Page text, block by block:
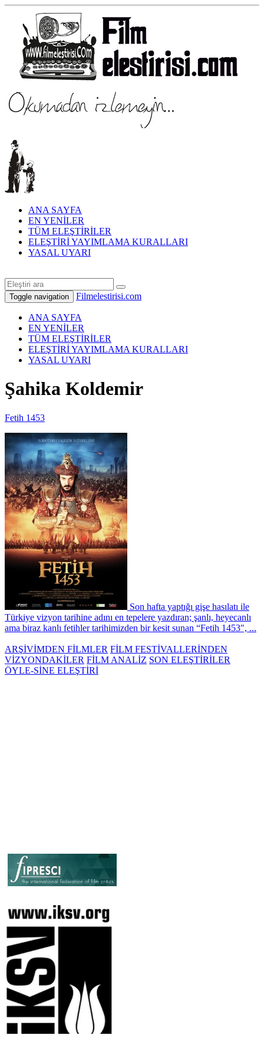
ANA SAYFA
EN YENİLER
TÜM ELEŞTİRİLER
ELEŞTİRİ YAYIMLAMA KURALLARI
YASAL UYARI
Toggle navigation Filmelestirisi.com
ANA SAYFA
EN YENİLER
TÜM ELEŞTİRİLER
ELEŞTİRİ YAYIMLAMA KURALLARI
YASAL UYARI
Şahika Koldemir
Fetih 1453
Son hafta yaptığı gişe hasılatı ile
Türkiye vizyon tarihine adını en tepelere yazdıran; şanlı, heyecanlı
ama biraz kanlı fetihler tarihimizden bir kesit sunan “Fetih 1453″, ...
ARŞİVİMDEN FİLMLER FİLM FESTİVALLERİNDEN
VİZYONDAKİLER FİLM ANALİZ SON ELEŞTİRİLER
ÖYLE-SİNE ELEŞTİRİ